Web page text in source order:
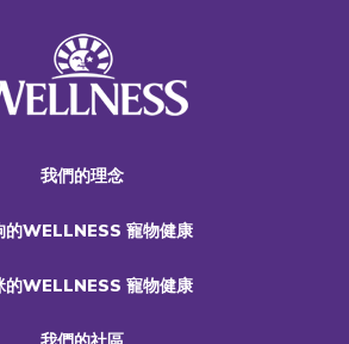
我們的理念
的WELLNESS 寵物健康
的WELLNESS 寵物健康